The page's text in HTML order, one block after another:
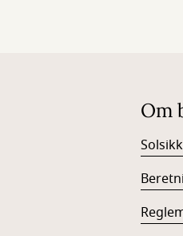
Om